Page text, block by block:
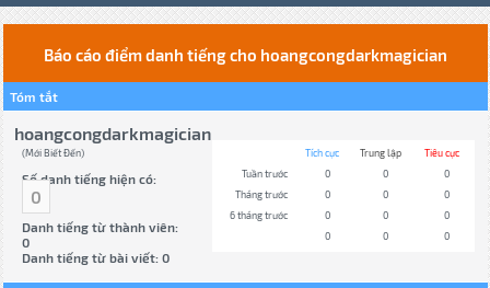
Báo cáo điểm danh tiếng cho hoangcongdarkmagician
Tóm tắt
hoangcongdarkmagician
(Mới Biết Đến)
Số danh tiếng hiện có:
0
Danh tiếng từ thành viên:
0
Danh tiếng từ bài viết: 0
Tích cực Trung lập
Tiêu cực
Tuần trước
0 0
0
Tháng trước
0 0
0
6 tháng trước
0 0
0
0
0 0